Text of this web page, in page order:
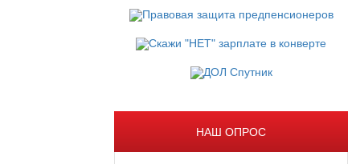
НАШ ОПРОС